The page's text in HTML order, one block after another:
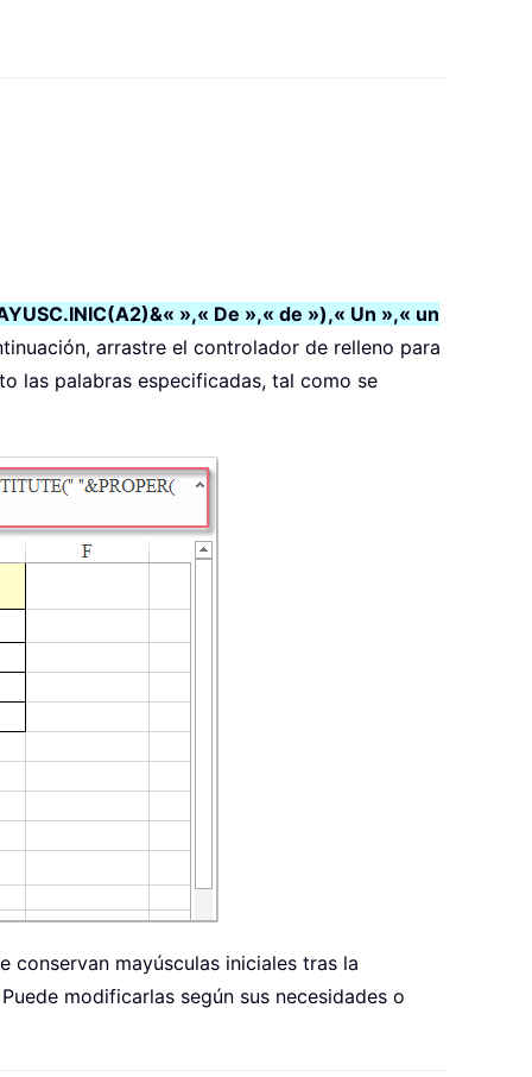
»,« De »,« de »),« Un »,« un
arrastre el controlador de relleno para
las palabras especificadas, tal como se
conservan mayúsculas iniciales tras la
modificarlas según sus necesidades o